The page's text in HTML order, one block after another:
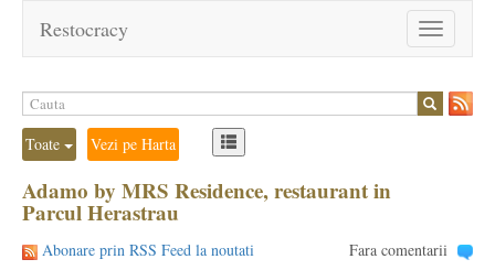
Toggle
navigation
Restocracy
Toate Vezi pe Harta
Adamo by MRS Residence, restaurant in
Parcul Herastrau
Abonare prin RSS Feed la noutati Fara comentarii